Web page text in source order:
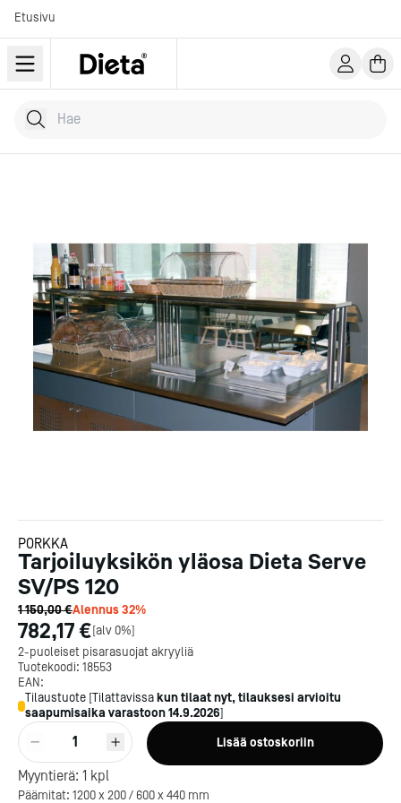
Etusivu
Hae tuotteita
Kirjoita hakusana...
PORKKA
Tarjoiluyksikön yläosa Dieta Serve
SV/PS 120
1 150,00 €Alennus32%
782,17 €[alv 0%]
2-puoleiset pisarasuojat akryyliä
Tuotekoodi: 18553
EAN:
Tilaustuote [Tilattavissa kun tilaat nyt, tilauksesi arvioitu
saapumisaika varastoon14.9.2026]
1 Lisää ostoskoriin
Myyntierä: 1 kpl
Päämitat: 1200 x 200 / 600 x 440 mm